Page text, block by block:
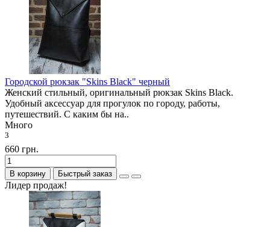
Городской рюкзак "Skins Black" черный
Женский стильный, оригинальный рюкзак Skins Black.
Удобный аксессуар для прогулок по городу, работы,
путешествий. С каким бы на..
Много
3
660 грн.
В корзину Быстрый заказ
Лидер продаж!